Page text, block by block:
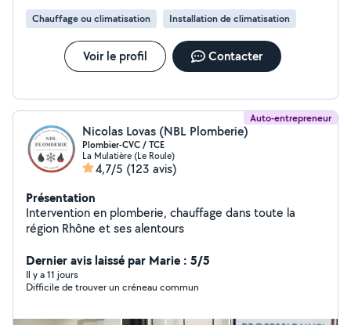
Chauffage ou climatisation Installation de climatisation
Voir le profil Contacter
Auto-entrepreneur
Nicolas Lovas (NBL Plomberie)
Plombier-CVC / TCE
La Mulatière (Le Roule)
4,7/5 (123 avis)
Présentation
Intervention en plomberie, chauffage dans toute la
région Rhône et ses alentours
Dernier avis laissé par Marie : 5/5
Il y a 11 jours
Difficile de trouver un créneau commun